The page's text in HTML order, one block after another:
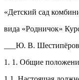
«Детский сад
вида «Родничок»
___Ю. В.
1. 1. Общие